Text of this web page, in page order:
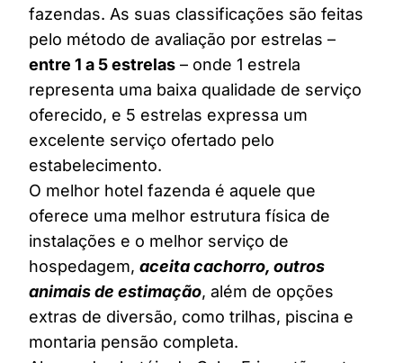
fazendas. As suas classificações são feitas
pelo método de avaliação por estrelas –
entre 1 a 5 estrelas – onde 1 estrela
representa uma baixa qualidade de serviço
oferecido, e 5 estrelas expressa um
excelente serviço ofertado pelo
estabelecimento.
O melhor hotel fazenda é aquele que
oferece uma melhor estrutura física de
instalações e o melhor serviço de
hospedagem, aceita cachorro, outros
animais de estimação, além de opções
extras de diversão, como trilhas, piscina e
montaria pensão completa.